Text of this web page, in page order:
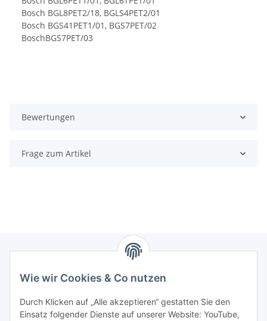
Wie wir Cookies & Co nutzen
Durch Klicken auf „Alle akzeptieren“ gestatten Sie den
Einsatz folgender Dienste auf unserer Website: YouTube,
Bosch BGL8PET2/18, BGLS4PET2/01
Bosch BGS41PET1/01, BGS7PET/02
BoschBGS7PET/03
Bewertungen
Frage zum Artikel
Zahlungsmöglichkeiten
Versandinformationen